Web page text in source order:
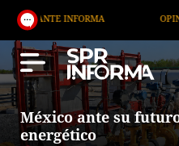
INFORMA
México ante su
energético